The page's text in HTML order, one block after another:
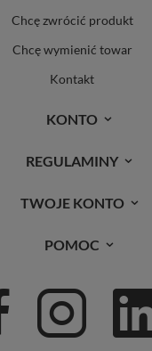
Chcę zwrócić produkt
Chcę wymienić towar
Kontakt
KONTO
REGULAMINY
TWOJE KONTO
POMOC